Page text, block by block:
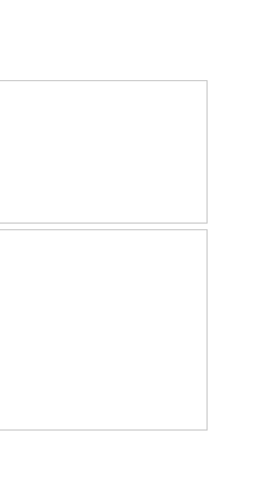
informacji
sprawdzić jej